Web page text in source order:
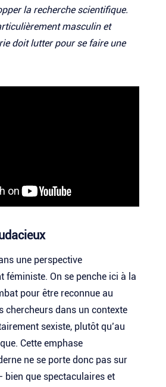
la recherche scientifique.
masculin et
doit lutter pour se faire une
une perspective
féministe. On se penche ici à la
pour être reconnue au
chercheurs dans un contexte
sexiste, plutôt qu’au
Cette emphase
ne se porte donc pas sur
bien que spectaculaires et